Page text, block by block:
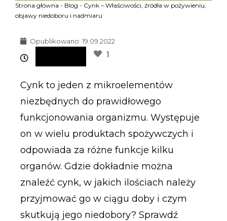
Strona główna - Blog - Cynk – Właściwości, źródła w pożywieniu,
objawy niedoboru i nadmiaru
Opublikowano: 19.09.2022
1
Cynk to jeden z mikroelementów
niezbędnych do prawidłowego
funkcjonowania organizmu. Występuje
on w wielu produktach spożywczych i
odpowiada za różne funkcje kilku
organów. Gdzie dokładnie można
znaleźć cynk, w jakich ilościach należy
przyjmować go w ciągu doby i czym
skutkują jego niedobory? Sprawdź